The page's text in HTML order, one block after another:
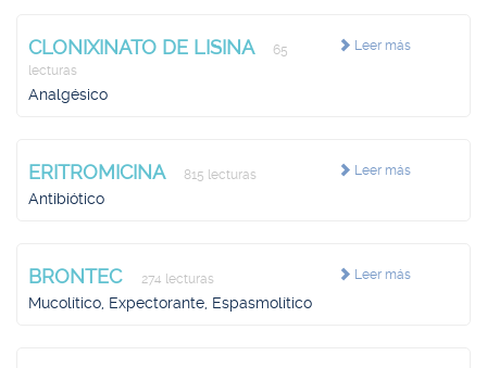
Leer más
CLONIXINATO DE LISINA
65
lecturas
Analgésico
Leer más
ERITROMICINA 815 lecturas
Antibiótico
Leer más
BRONTEC 274 lecturas
Mucolítico, Expectorante, Espasmolítico